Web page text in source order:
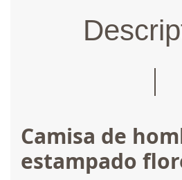
Camisa de
estampado